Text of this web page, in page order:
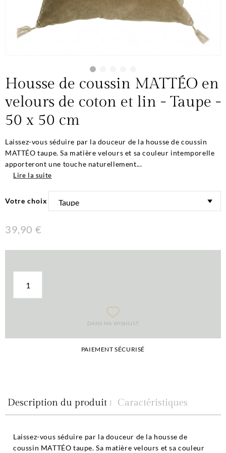
Housse de coussin MATTÉO en
velours de coton et lin - Taupe -
50 x 50 cm
Laissez-vous séduire par la douceur de la housse de coussin
MATTÉO taupe. Sa matière velours et sa couleur intemporelle
apporteront une touche naturellement...
Lire la suite
Votre choix
39,90 €
DANS MA WISHLIST
PAIEMENT SÉCURISÉ
Description du produit Caractéristiques
Laissez-vous séduire par la douceur de la housse de
coussin MATTÉO taupe. Sa matière velours et sa couleur